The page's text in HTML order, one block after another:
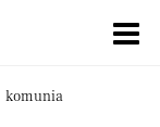
komunia